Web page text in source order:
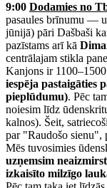
9:00 Dodamies no
pasaules brīnumu —
jūnijā) pāri Dašbaši
pazīstams arī kā
centrālajam stikla
Kanjons ir
iespēja pastaigāties
pieplūdumu). Pēc
noiesim līdz
kalnos). Šeit,
par "Raudošo sienu",
Mēs tuvosimies
uzņemsim
izkaisīto milzīgo